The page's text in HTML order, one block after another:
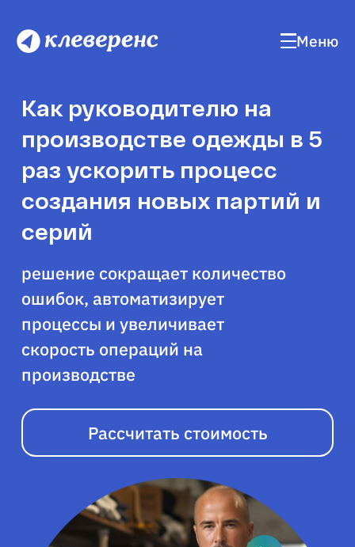
Меню
Как руководителю на
производстве одежды в 5
раз ускорить процесс
создания новых партий и
серий
решение сокращает количество
ошибок, автоматизирует
процессы и увеличивает
скорость операций на
производстве
Рассчитать стоимость